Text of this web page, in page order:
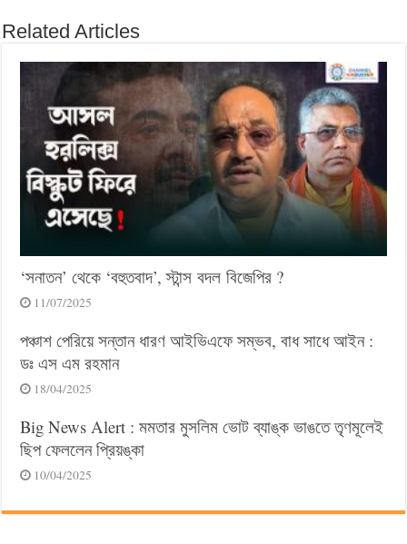
Related Articles
‘সনাতন’ থেকে ‘বহুতবাদ’, স্টান্স বদল বিজেপির ?
11/07/2025
পঞ্চাশ পেরিয়ে সন্তান ধারণ আইভিএফে সম্ভব, বাধ সাধে আইন :
ডঃ এস এম রহমান
18/04/2025
Big News Alert : মমতার মুসলিম ভোট ব্যাঙ্ক ভাঙতে তৃণমূলেই
ছিপ ফেললেন প্রিয়ঙ্কা
10/04/2025